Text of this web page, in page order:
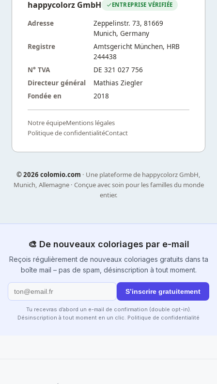
happycolorz GmbH ENTREPRISE VÉRIFIÉE
Adresse
Zeppelinstr. 73, 81669
Munich, Germany
Registre
Amtsgericht München, HRB
244438
N° TVA
DE 321 027 756
Directeur général
Mathias Ziegler
Fondée en
2018
Notre équipeMentions légales
Politique de confidentialitéContact
©2026 colomio.com · Une plateforme de happycolorz GmbH,
Munich, Allemagne · Conçue avec soin pour les familles du monde
entier.
🎨 De nouveaux coloriages par e-mail
Reçois régulièrement de nouveaux coloriages gratuits dans ta
boîte mail – pas de spam, désinscription à tout moment.
S’inscrire gratuitement
Tu recevras d’abord un e-mail de confirmation (double opt-in).
Désinscription à tout moment en un clic. Politique de confidentialité